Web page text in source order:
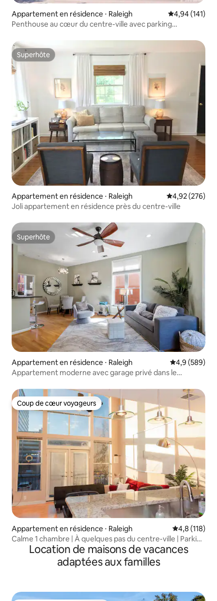
Appartement en résidence ⋅ Raleigh Évaluation
4,94 (141)
Penthouse au cœur du centre-ville avec parking
Superhôte
Superhôte
Appartement en résidence ⋅ Raleigh Évaluation
4,92 (276)
Joli appartement en résidence près du centre-ville
Superhôte
Superhôte
Appartement en résidence ⋅ Raleigh Évaluation
4,9 (589)
Appartement moderne avec garage privé dans le
Coup de cœur voyageurs
Coup de cœur voyageurs
Appartement en résidence ⋅ Raleigh Évaluation
4,8 (118)
Calme 1 chambre | À quelques pas du centre-ville | Parking
sécuriséLocation de maisons de vacances
adaptées aux familles